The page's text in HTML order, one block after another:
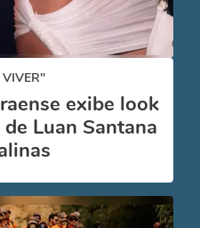
exibe look
Luan Santana